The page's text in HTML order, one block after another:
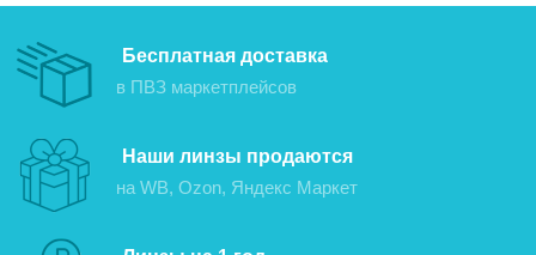
Бесплатная доставка
в ПВЗ маркетплейсов
Наши линзы продаются
на WB, Ozon, Яндекс Маркет